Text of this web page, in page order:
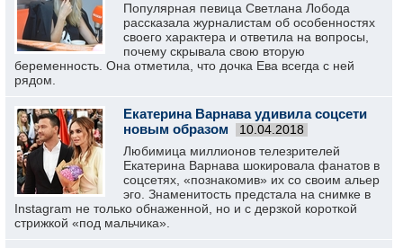
Популярная певица Светлана Лобода
рассказала журналистам об особенностях
своего характера и ответила на вопросы,
почему скрывала свою вторую
беременность. Она отметила, что дочка Ева всегда с ней
рядом.
Екатерина Варнава удивила соцсети
новым образом
10.04.2018
Любимица миллионов телезрителей
Екатерина Варнава шокировала фанатов в
соцсетях, «познакомив» их со своим альер
эго. Знаменитость предстала на снимке в
Instagram не только обнаженной, но и с дерзкой короткой
стрижкой «под мальчика».